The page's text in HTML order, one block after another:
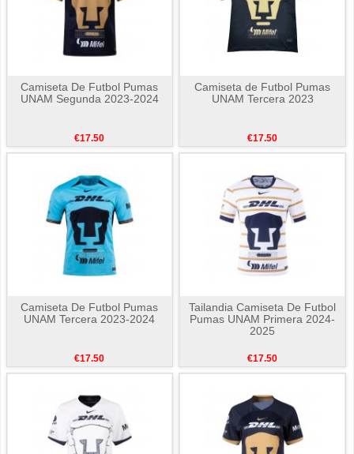
Camiseta De Futbol Pumas
UNAM Segunda 2023-2024
€17.50
Camiseta de Futbol Pumas
UNAM Tercera 2023
€17.50
Camiseta De Futbol Pumas
UNAM Tercera 2023-2024
€17.50
Tailandia Camiseta De Futbol
Pumas UNAM Primera 2024-
2025
€17.50